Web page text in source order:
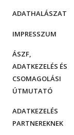
ADATHALÁSZAT
IMPRESSZUM
ÁSZF,
ADATKEZELÉS ÉS
CSOMAGOLÁSI
ÚTMUTATÓ
ADATKEZELÉS
PARTNEREKNEK